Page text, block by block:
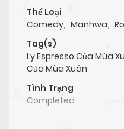
Thể Loại
Comedy, Manhwa,
Tag(s)
Ly Espresso Của Mùa
Của Mùa Xuân
Tình Trạng
Completed